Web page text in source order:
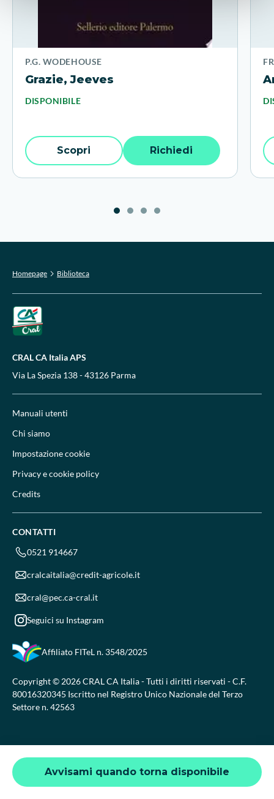
Avvisami quando torna disponibile
P.G. WODEHOUSE
Grazie, Jeeves
DISPONIBILE
Scopri Richiedi
Homepage Biblioteca
CRAL CA Italia APS
Via La Spezia 138 - 43126 Parma
Manuali utenti
Chi siamo
Impostazione cookie
Privacy e cookie policy
Credits
CONTATTI
0521 914667
cralcaitalia@credit-agricole.it
cral@pec.ca-cral.it
Seguici su Instagram
Affiliato FITeL n. 3548/2025
Copyright © 2026 CRAL CA Italia - Tutti i diritti riservati - C.F.
80016320345 Iscritto nel Registro Unico Nazionale del Terzo
Settore n. 42563